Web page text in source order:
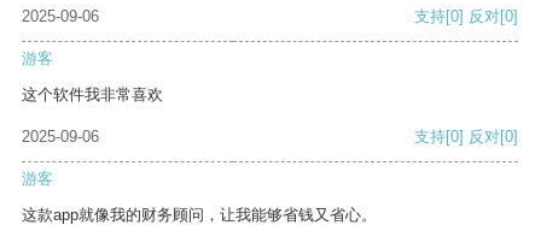
2025-09-06 支持[0] 反对[0]
游客
这个软件我非常喜欢
2025-09-06 支持[0] 反对[0]
游客
这款app就像我的财务顾问，让我能够省钱又省心。